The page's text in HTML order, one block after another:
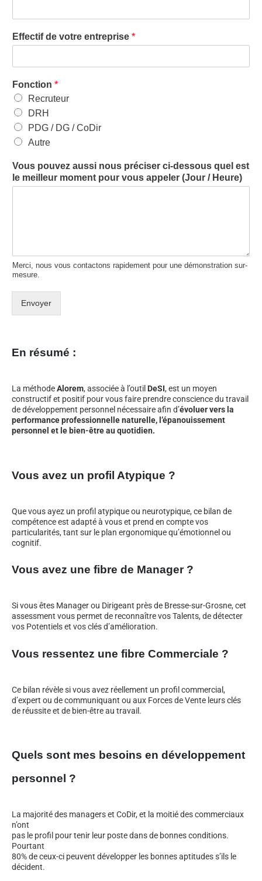
Effectif de votre entreprise *
Fonction *
Recruteur
DRH
PDG / DG / CoDir
Autre
Vous pouvez aussi nous préciser ci-dessous quel est
le meilleur moment pour vous appeler (Jour / Heure)
Merci, nous vous contactons rapidement pour une démonstration sur-
mesure.
Envoyer
En résumé :
La méthodeAlorem, associée à l’outil DeSI, est un moyen
constructif et positif pour vous faire prendre conscience du travail
de développement personnel nécessaire afin d’évoluer vers la
performance professionnelle naturelle, l’épanouissement
personnel et le bien-être au quotidien.
Vous avez un profil Atypique ?
Que vous ayez un profil atypique ou neurotypique, ce bilan de
compétence est adapté à vous et prend en compte vos
particularités, tant sur le plan ergonomique qu’émotionnel ou
cognitif.
Vous avez une fibre de Manager ?
Si vous êtes Manager ou Dirigeant près de Bresse-sur-Grosne, cet
assessment vous permet de reconnaître vos Talents, de détecter
vos Potentiels et vos clés d’amélioration.
Vous ressentez une fibre Commerciale ?
Ce bilan révèle si vous avez réellement un profil commercial,
d’expert ou de communiquant ou aux Forces de Vente leurs clés
de réussite et de bien-être au travail.
Quels sont mes besoins en développement
personnel ?
La majorité des managers et CoDir, et la moitié des commerciaux
n’ont
pas le profil pour tenir leur poste dans de bonnes conditions.
Pourtant
80% de ceux-ci peuvent développer les bonnes aptitudes s’ils le
décident.